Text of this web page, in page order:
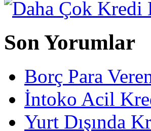
Son Yorumlar
Borç Para
İntoko Acil
Yurt Dışında